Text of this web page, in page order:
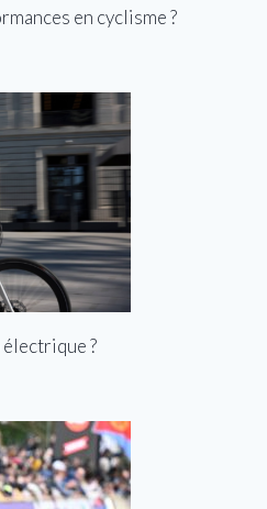
en cyclisme ?
?